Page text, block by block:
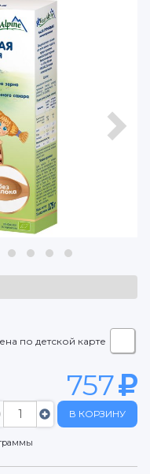
по детской карте
757
В КОРЗИНУ